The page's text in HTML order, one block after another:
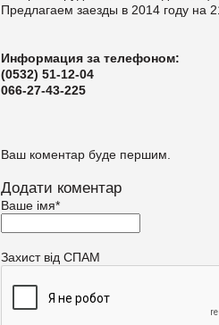
Предлагаем заезды в 2014 году на
Информация за телефоном:
(0532) 51-12-04
066-27-43-225
Ваш коментар буде першим.
Додати коментар
Ваше імя*
Захист від СПАМ